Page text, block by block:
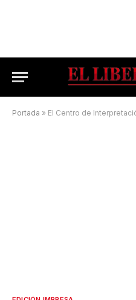
Portada » El Centro de Interpretación